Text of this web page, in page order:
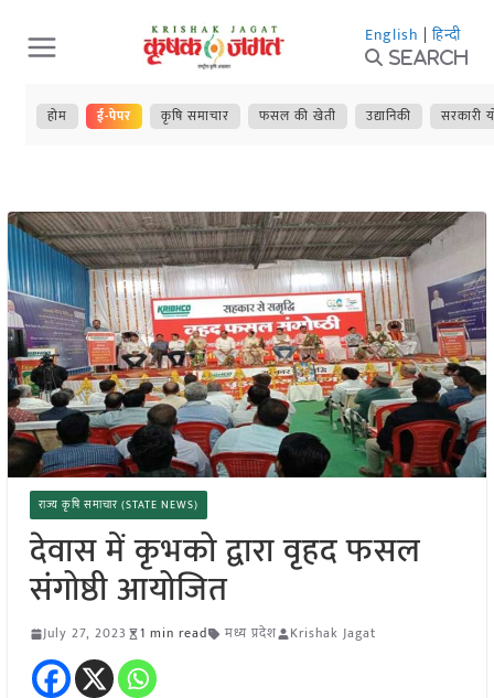
Skip
to
content
English | हिन्दी
Search
होम ई-पेपर कृषि समाचार फसल की खेती उद्यानिकी सरकारी
राज्य कृषि समाचार (STATE NEWS)
देवास में कृभको द्वारा वृहद फसल
संगोष्ठी आयोजित
July 27, 2023 1 min read मध्य प्रदेश Krishak Jagat